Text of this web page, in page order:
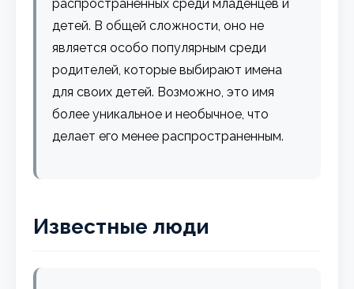
распространённых среди младенцев и
детей. В общей сложности, оно не
является особо популярным среди
родителей, которые выбирают имена
для своих детей. Возможно, это имя
более уникальное и необычное, что
делает его менее распространенным.
Известные люди